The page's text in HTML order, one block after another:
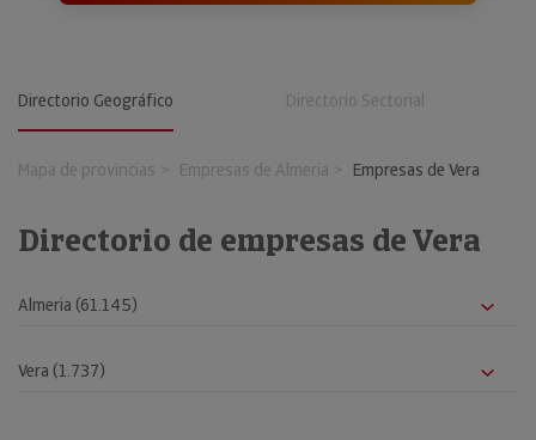
Directorio Geográfico Directorio Sectorial
Mapa de provincias Empresas de Almeria Empresas de Vera
Directorio de empresas de Vera